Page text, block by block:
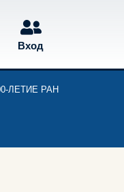
Вход
ЛЕТИЕ РАН